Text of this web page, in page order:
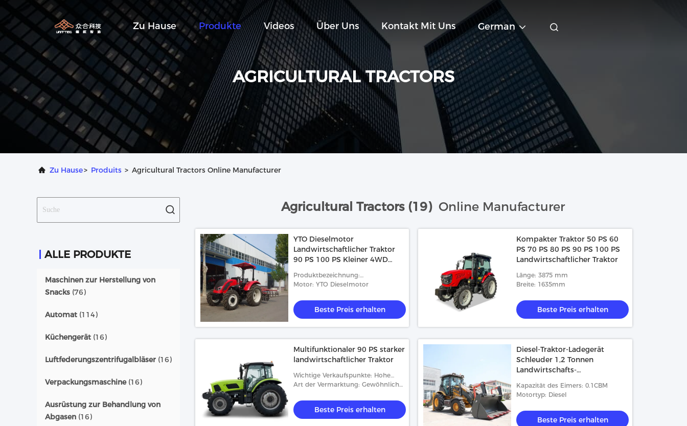
Zu Hause Produkte Videos Über Uns Kontakt Mit Uns German
AGRICULTURAL TRACTORS
Zu Hause> Produits > Agricultural Tractors Online Manufacturer
ALLE PRODUKTE
Maschinen zur Herstellung von
Snacks (76)
Automat (114)
Küchengerät (16)
Luftfederungszentrifugalbläser (16)
Verpackungsmaschine(16)
Ausrüstung zur Behandlung von
Abgasen (16)
Agricultural Tractors (19) Online Manufacturer
YTO Dieselmotor
Landwirtschaftlicher Traktor
90 PS 100 PS Kleiner 4WD
Produktbezeichnung:
Landwirtschaftlicher Traktor
Motor: YTO Dieselmotor
Beste Preis erhalten
Kompakter Traktor 50 PS 60
PS 70 PS 80 PS 90 PS 100 PS
Landwirtschaftlicher Traktor
Länge: 3875 mm
Breite: 1635mm
Beste Preis erhalten
Multifunktionaler 90 PS starker
landwirtschaftlicher Traktor
Wichtige Verkaufspunkte: Hohe
Produktivität
Art der Vermarktung: Gewöhnliche
Beste Preis erhalten
Diesel-Traktor-Ladegerät
Schleuder 1,2 Tonnen
Landwirtschafts-
Eimer
Kapazität des Eimers: 0.1CBM
Motortyp: Diesel
Beste Preis erhalten